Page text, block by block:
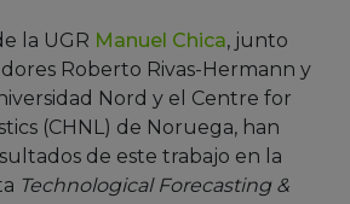
la UGR Manuel Chica, junto
Roberto Rivas-Hermann y
Nord y el Centre for
(CHNL) de Noruega, han
de este trabajo en la
Technological Forecasting &